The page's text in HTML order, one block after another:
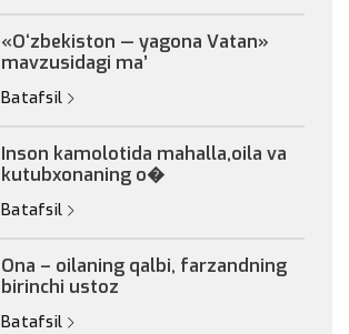
«Oʻzbekiston — yagona Vatan»
mavzusidagi maʼ
Batafsil
Inson kamolotida mahalla,oila va
kutubxonaning o�
Batafsil
Ona – oilaning qalbi, farzandning
birinchi ustoz
Batafsil